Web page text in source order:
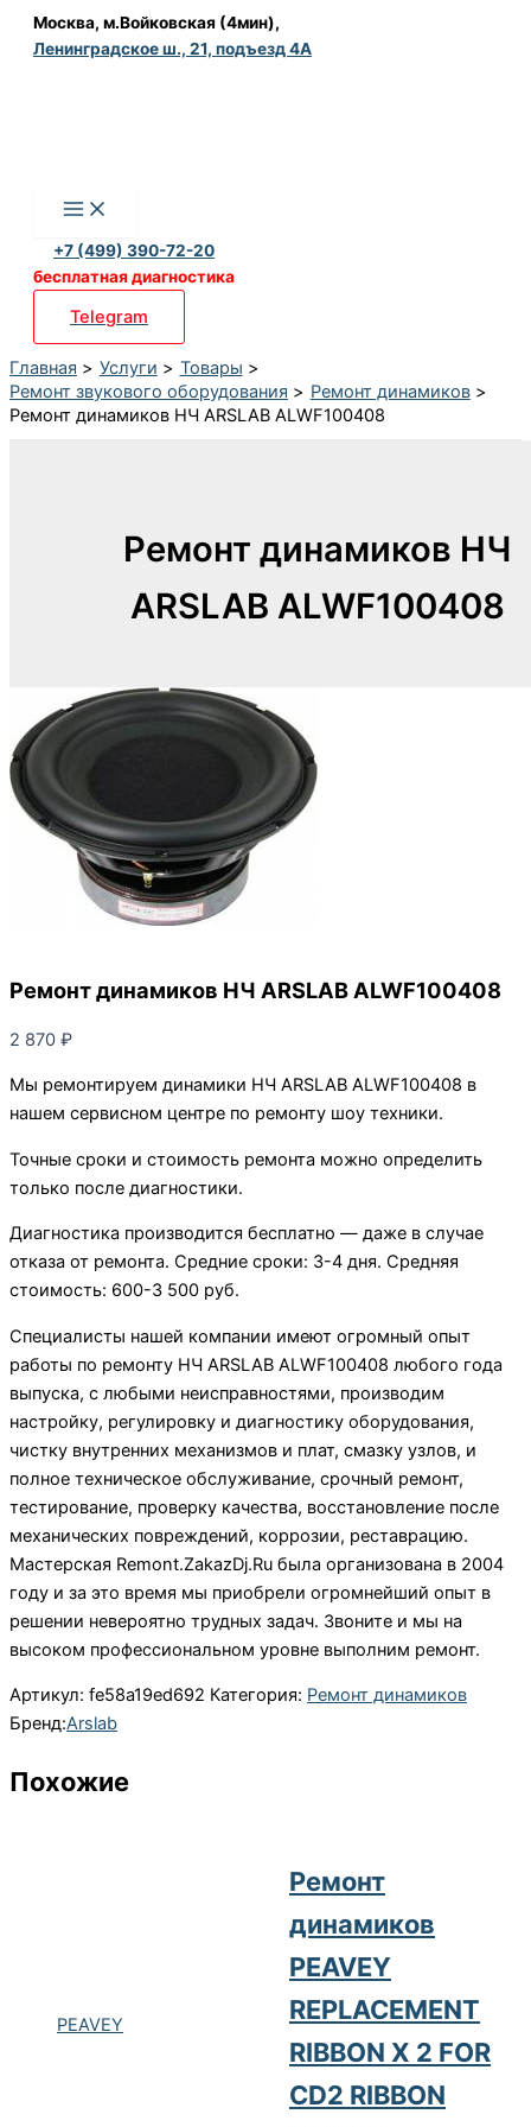
Перейти
Москва, м.Войковская (4мин),
Ленинградское ш., 21, подъезд 4А
+7 (499) 390-72-20
бесплатная диагностика
Telegram
Главная Услуги
Товары
Ремонт звукового оборудования
Ремонт динамиков
Ремонт динамиков НЧ ARSLAB ALWF100408
Ремонт динамиков НЧ
ARSLAB ALWF100408
Ремонт динамиков НЧ ARSLAB ALWF100408
2 870 ₽
Мы ремонтируем динамики НЧ ARSLAB ALWF100408 в
нашем сервисном центре по ремонту шоу техники.
Точные сроки и стоимость ремонта можно определить
только после диагностики.
Диагностика производится бесплатно — даже в случае
отказа от ремонта. Средние сроки: 3-4 дня. Средняя
стоимость: 600-3 500 руб.
Специалисты нашей компании имеют огромный опыт
работы по ремонту НЧ ARSLAB ALWF100408 любого года
выпуска, с любыми неисправностями, производим
настройку, регулировку и диагностику оборудования,
чистку внутренних механизмов и плат, смазку узлов, и
полное техническое обслуживание, срочный ремонт,
тестирование, проверку качества, восстановление после
механических повреждений, коррозии, реставрацию.
Мастерская Remont.ZakazDj.Ru была организована в 2004
году и за это время мы приобрели огромнейший опыт в
решении невероятно трудных задач. Звоните и мы на
высоком профессиональном уровне выполним ремонт.
Артикул: fe58a19ed692 Категория: Ремонт динамиков
Бренд:Arslab
Похожие
PEAVEY
Ремонт
динамиков
PEAVEY
REPLACEMENT
RIBBON X 2 FOR
CD2 RIBBON